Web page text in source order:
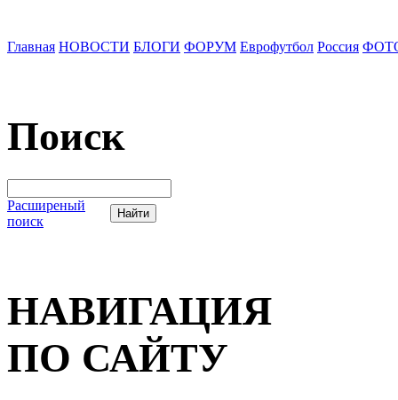
Главная НОВОСТИ БЛОГИ ФОРУМ Еврофутбол Россия
Поиск
Расширеный
поиск
НАВИГАЦИЯ
ПО САЙТУ